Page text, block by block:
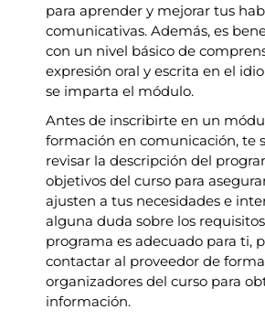
para aprender y mejorar tus
comunicativas. Además, es
con un nivel básico de
expresión oral y escrita en el
se imparta el módulo.
Antes de inscribirte en un
formación en comunicación, te
revisar la descripción del
objetivos del curso para
ajusten a tus necesidades e
alguna duda sobre los
programa es adecuado para ti,
contactar al proveedor de
organizadores del curso para
información.